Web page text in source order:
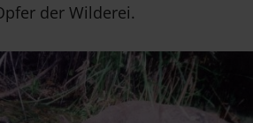
der Wilderei.